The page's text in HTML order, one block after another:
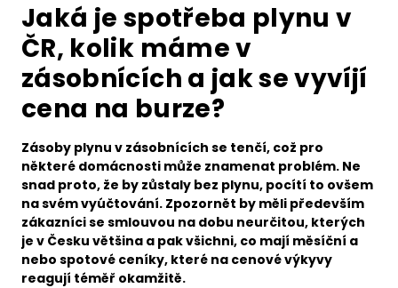
Jaká je spotřeba plynu v
ČR, kolik máme v
zásobnících a jak se vyvíjí
cena na burze?
Zásoby plynu v zásobnících se tenčí, což pro
některé domácnosti může znamenat problém. Ne
snad proto, že by zůstaly bez plynu, pocítí to ovšem
na svém vyúčtování. Zpozornět by měli především
zákazníci se smlouvou na dobu neurčitou, kterých
je v Česku většina a pak všichni, co mají měsíční a
nebo spotové ceníky, které na cenové výkyvy
reagují téměř okamžitě.